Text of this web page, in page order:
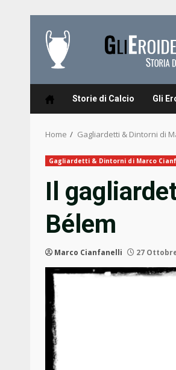
content
Storie di Calcio Gli
Home Gagliardetti & Dintorni di
Gagliardetti & Dintorni di Marco
Il
Bélem
Marco Cianfanelli 27